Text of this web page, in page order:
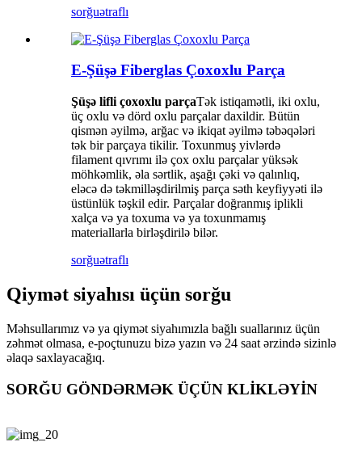
sorğuətraflı
E-Şüşə Fiberglas Çoxoxlu Parça
Şüşə lifli çoxoxlu parçaTək istiqamətli, iki oxlu,
üç oxlu və dörd oxlu parçalar daxildir. Bütün
qismən əyilmə, arğac və ikiqat əyilmə təbəqələri
tək bir parçaya tikilir. Toxunmuş yivlərdə
filament qıvrımı ilə çox oxlu parçalar yüksək
möhkəmlik, əla sərtlik, aşağı çəki və qalınlıq,
eləcə də təkmilləşdirilmiş parça səth keyfiyyəti ilə
üstünlük təşkil edir. Parçalar doğranmış iplikli
xalça və ya toxuma və ya toxunmamış
materiallarla birləşdirilə bilər.
sorğuətraflı
Qiymət siyahısı üçün sorğu
Məhsullarımız və ya qiymət siyahımızla bağlı suallarınız üçün
zəhmət olmasa, e-poçtunuzu bizə yazın və 24 saat ərzində sizinlə
əlaqə saxlayacağıq.
SORĞU GÖNDƏRMƏK ÜÇÜN KLİKLƏYİN